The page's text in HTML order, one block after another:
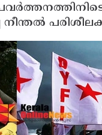
നീന്തൽ